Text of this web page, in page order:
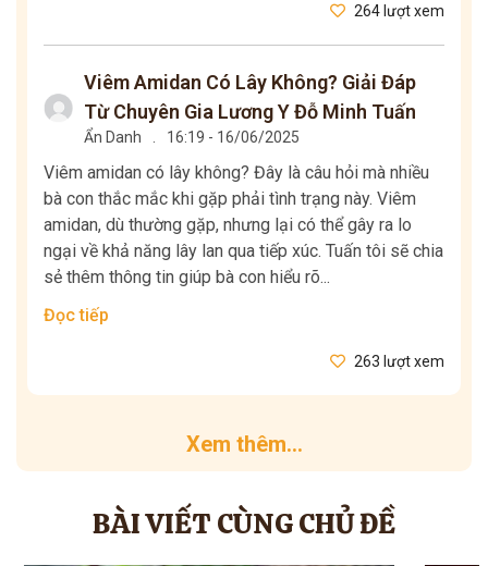
264 lượt xem
Viêm Amidan Có Lây Không? Giải Đáp
Từ Chuyên Gia Lương Y Đỗ Minh Tuấn
Ẩn Danh 16:19 - 16/06/2025
Viêm amidan có lây không? Đây là câu hỏi mà nhiều
bà con thắc mắc khi gặp phải tình trạng này. Viêm
amidan, dù thường gặp, nhưng lại có thể gây ra lo
ngại về khả năng lây lan qua tiếp xúc. Tuấn tôi sẽ chia
sẻ thêm thông tin giúp bà con hiểu rõ...
Đọc tiếp
263 lượt xem
Xem thêm...
BÀI VIẾT CÙNG CHỦ ĐỀ